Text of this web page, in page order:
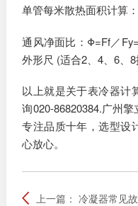
单管每米散热面积计算
通风净面比：Φ=Ff／
外形尺 (适合2、4、6、
以上就是关于表冷器计
询020-86820384.广州
专注品质十年，选型设
心放心。
上一篇： 冷凝器常见